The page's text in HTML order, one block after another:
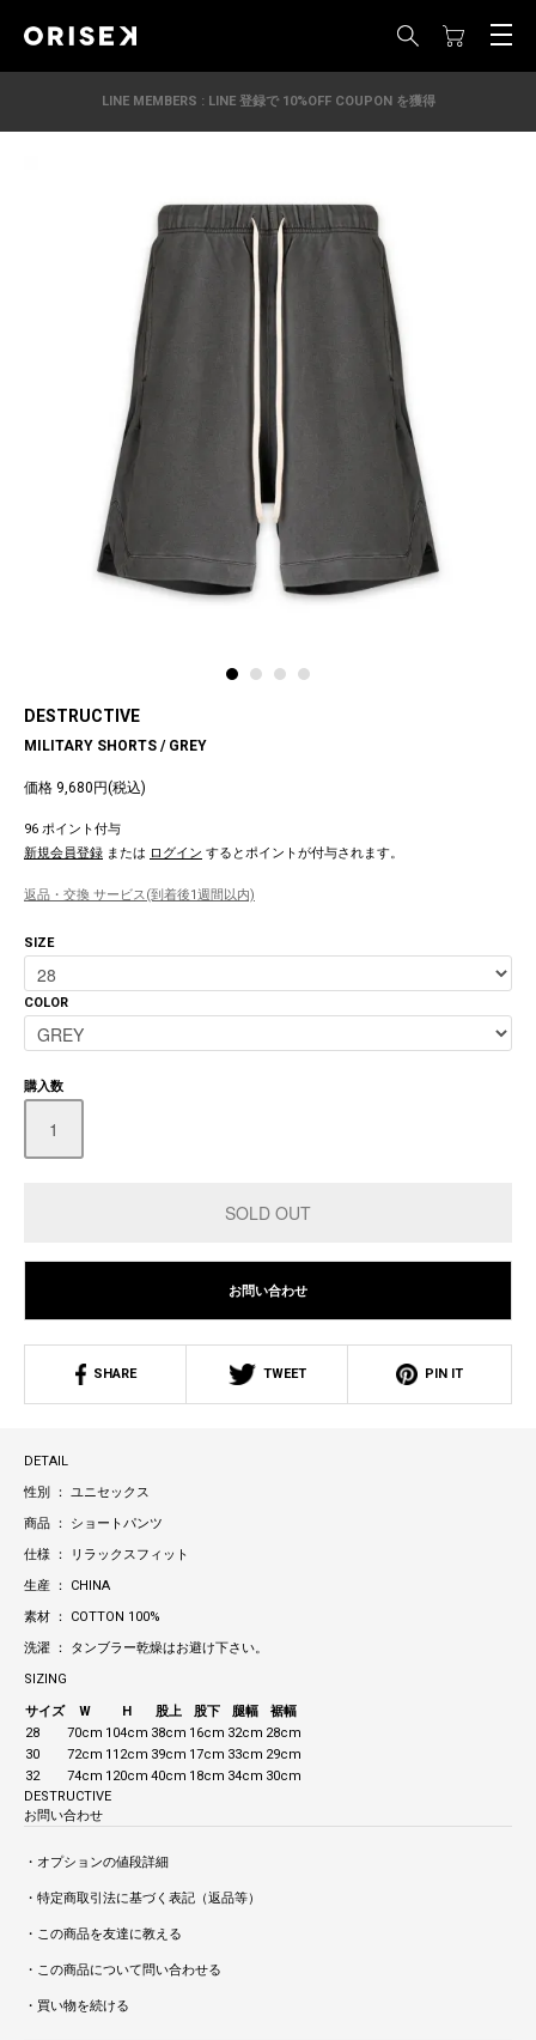
LINE MEMBERS : LINE 登録で 10%OFF COUPON を獲得
DESTRUCTIVE
MILITARY SHORTS / GREY
価格 9,680円(税込)
96 ポイント付与
新規会員登録 または ログイン するとポイントが付与されます。
返品・交換 サービス(到着後1週間以内)
SIZE
COLOR
購入数
お問い合わせ
SHARE TWEET PIN IT
DETAIL
性別 ： ユニセックス
商品 ： ショートパンツ
仕様 ： リラックスフィット
生産 ： CHINA
素材 ： COTTON 100%
洗濯 ： タンブラー乾燥はお避け下さい。
SIZING
サイズ W H 股上 股下 腿幅
裾幅
28
70cm 104cm 38cm 16cm 32cm 28cm
30
72cm 112cm 39cm 17cm 33cm 29cm
32
74cm 120cm 40cm 18cm 34cm 30cm
DESTRUCTIVE
お問い合わせ
・オプションの値段詳細
・特定商取引法に基づく表記（返品等）
・この商品を友達に教える
・この商品について問い合わせる
・買い物を続ける